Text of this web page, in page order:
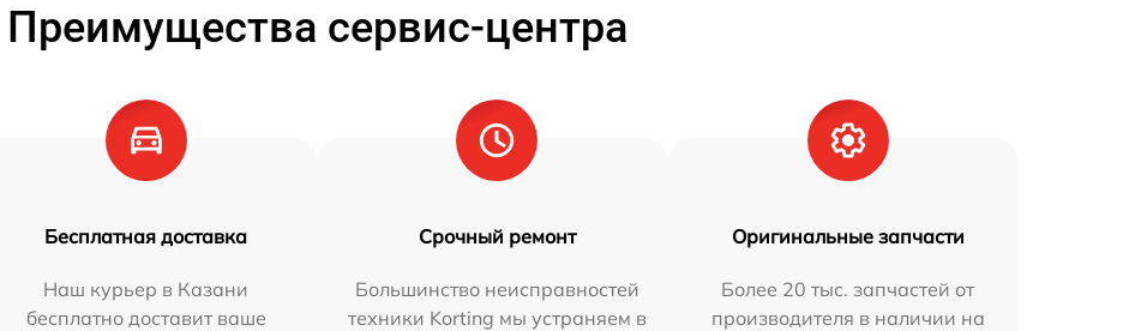
Преимущества сервис-центра
Бесплатная доставка
Наш курьер в Казани
бесплатно доставит ваше
Срочный ремонт
Большинство неисправностей
техники Korting мы устраняем в
Оригинальные запчасти
Более 20 тыс. запчастей от
производителя в наличии на